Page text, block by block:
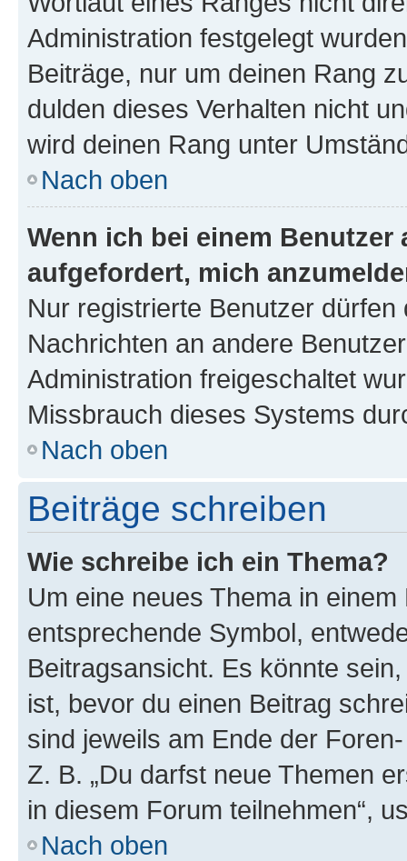
Administration festgelegt
Beiträge, nur um deinen Rang
dulden dieses Verhalten nicht
wird deinen Rang unter
Nach oben
Wenn ich bei einem
aufgefordert, mich
Nur registrierte Benutzer
Nachrichten an andere
Administration freigeschaltet
Missbrauch dieses Systems
Nach oben
Beiträge schreiben
Wie schreibe ich ein Thema?
Um eine neues Thema in
entsprechende Symbol,
Beitragsansicht. Es könnte
ist, bevor du einen Beitrag
sind jeweils am Ende der
Z. B. „Du darfst neue Themen
in diesem Forum teilnehmen“,
Nach oben